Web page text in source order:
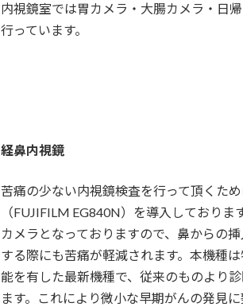
内視鏡室では胃カメラ・大腸カメラ・日
行っています。
経鼻内視鏡
苦痛の少ない内視鏡検査を行って頂くた
（FUJIFILM EG840N）を導入しておりま
カメラとなっておりますので、鼻からの
する際にも苦痛が軽減されます。本機種
能を有した最新機種で、従来のものより
ます。これにより微小な早期がんの発見に